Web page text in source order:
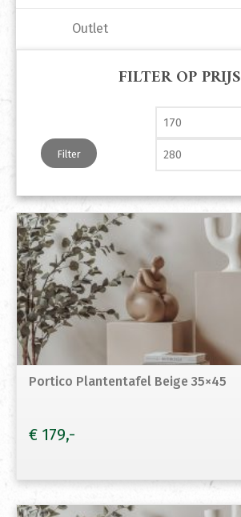
Portico Plantentafel Beige 35×45
€ 179
Outlet
FILTER OP PRIJS
Min. prijs
Filter